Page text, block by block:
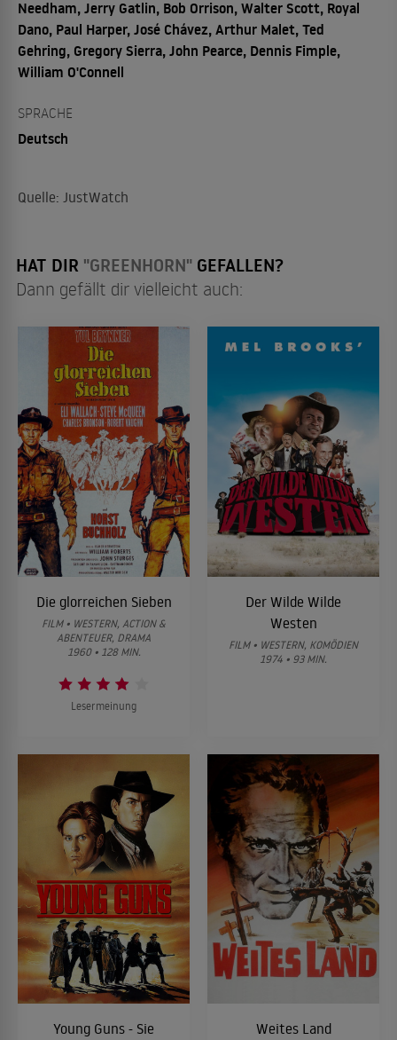
Needham, Jerry Gatlin, Bob Orrison, Walter Scott, Royal
Dano, Paul Harper, José Chávez, Arthur Malet, Ted
Gehring, Gregory Sierra, John Pearce, Dennis Fimple,
William O'Connell
SPRACHE
Deutsch
Quelle: JustWatch
HAT DIR "GREENHORN" GEFALLEN?
Dann gefällt dir vielleicht auch:
Die glorreichen Sieben
FILM • WESTERN, ACTION &
ABENTEUER, DRAMA
1960 • 128 MIN.
Lesermeinung
Der Wilde Wilde
Westen
FILM • WESTERN, KOMÖDIEN
1974 • 93 MIN.
Young Guns - Sie
Weites Land